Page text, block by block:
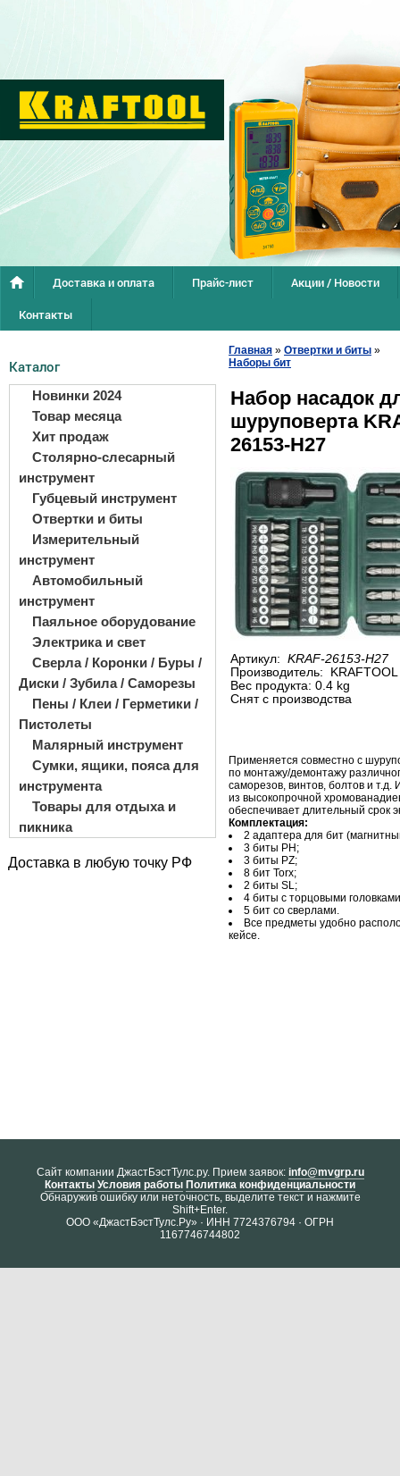
Доставка и оплата Прайс-лист
Акции / Новости
Контакты
Каталог
Новинки 2024
Товар месяца
Хит продаж
Столярно-слесарный
инструмент
Губцевый инструмент
Отвертки и биты
Измерительный
инструмент
Автомобильный
инструмент
Паяльное оборудование
Электрика и свет
Сверла / Коронки / Буры /
Диски / Зубила / Саморезы
Пены / Клеи / Герметики /
Пистолеты
Малярный инструмент
Сумки, ящики, пояса для
инструмента
Товары для отдыха и
пикника
Доставка в любую точку РФ
Главная » Отвертки и биты »
Наборы бит
Набор насадок
шуруповерта
26153-H27
Артикул: KRAF-26153-H27
Производитель:
KRAFTOOL
Вес продукта: 0.4 kg
Снят с производства
Применяется совместно с
по монтажу/демонтажу
саморезов, винтов, болтов и т.д.
из высокопрочной
обеспечивает длительный срок
Комплектация:
2 адаптера для бит
3 биты PH;
3 биты PZ;
8 бит Torx;
2 биты SL;
4 биты с торцовыми
5 бит со сверлами.
Все предметы удобно
кейсе.
Cайт компании ДжастБэстТулс.ру. Прием заявок: info@mvgrp.ru
Контакты Условия работы Политика конфиденциальности
Обнаружив ошибку или неточность, выделите текст и нажмите
Shift+Enter.
ООО «ДжастБэстТулс.Ру» · ИНН 7724376794 · ОГРН
1167746744802